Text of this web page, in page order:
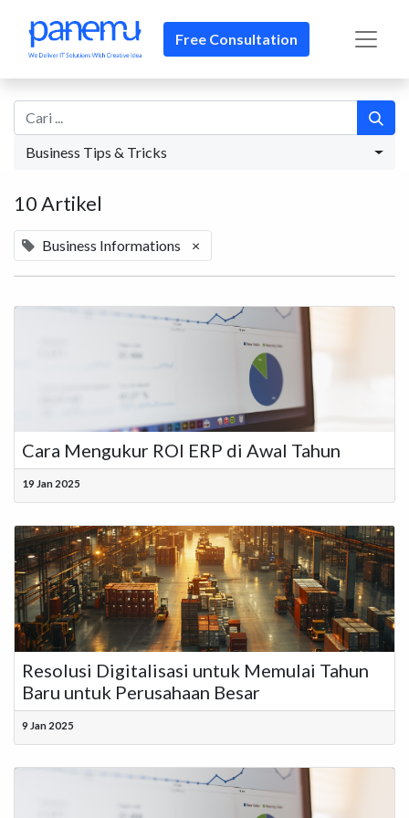
Free Consultation
Business Tips & Tricks
10 Artikel
Business Informations ×
Cara Mengukur ROI ERP di Awal Tahun
19 Jan 2025
Resolusi Digitalisasi untuk Memulai Tahun
Baru untuk Perusahaan Besar
9 Jan 2025